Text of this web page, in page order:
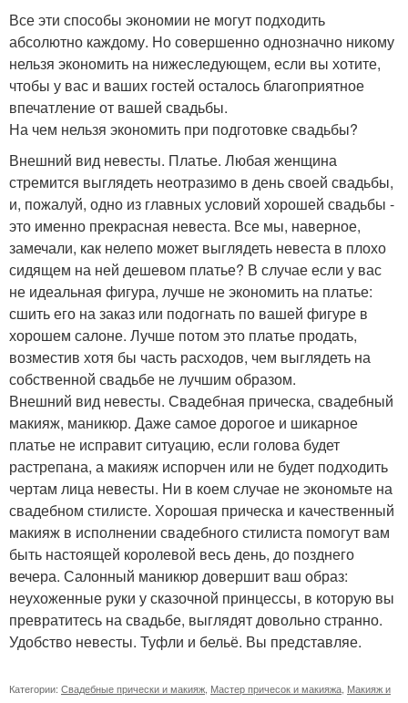
Все эти способы экономии не могут подходить
абсолютно каждому. Но совершенно однозначно никому
нельзя экономить на нижеследующем, если вы хотите,
чтобы у вас и ваших гостей осталось благоприятное
впечатление от вашей свадьбы.
На чем нельзя экономить при подготовке свадьбы?
Внешний вид невесты. Платье. Любая женщина
стремится выглядеть неотразимо в день своей свадьбы,
и, пожалуй, одно из главных условий хорошей свадьбы -
это именно прекрасная невеста. Все мы, наверное,
замечали, как нелепо может выглядеть невеста в плохо
сидящем на ней дешевом платье? В случае если у вас
не идеальная фигура, лучше не экономить на платье:
сшить его на заказ или подогнать по вашей фигуре в
хорошем салоне. Лучше потом это платье продать,
возместив хотя бы часть расходов, чем выглядеть на
собственной свадьбе не лучшим образом.
Внешний вид невесты. Свадебная прическа, свадебный
макияж, маникюр. Даже самое дорогое и шикарное
платье не исправит ситуацию, если голова будет
растрепана, а макияж испорчен или не будет подходить
чертам лица невесты. Ни в коем случае не экономьте на
свадебном стилисте. Хорошая прическа и качественный
макияж в исполнении свадебного стилиста помогут вам
быть настоящей королевой весь день, до позднего
вечера. Салонный маникюр довершит ваш образ:
неухоженные руки у сказочной принцессы, в которую вы
превратитесь на свадьбе, выглядят довольно странно.
Удобство невесты. Туфли и бельё. Вы представляе.
Категории: Свадебные прически и макияж Мастер причесок и макияжа Макияж и